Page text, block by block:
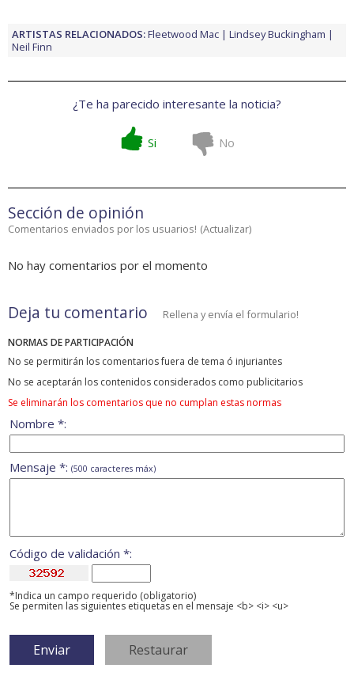
ARTISTAS RELACIONADOS:Fleetwood Mac
Lindsey Buckingham
Neil Finn
¿Te ha parecido interesante la noticia?
Si No
Sección de opinión
Comentarios enviados por los usuarios! (Actualizar)
No hay comentarios por el momento
Deja tu comentario Rellena y envía el formulario!
NORMAS DE PARTICIPACIÓN
No se permitirán los comentarios fuera de tema ó injuriantes
No se aceptarán los contenidos considerados como publicitarios
Se eliminarán los comentarios que no cumplan estas normas
Nombre *:
Mensaje *: (500 caracteres máx)
Código de validación *:
*Indica un campo requerido (obligatorio)
Se permiten las siguientes etiquetas en el mensaje <b> <i> <u>